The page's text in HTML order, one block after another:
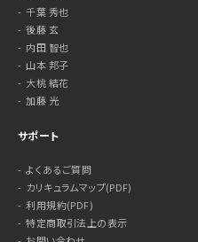
千葉 秀也
後藤 玄
内田 智也
山本 邦子
大桃 結花
加藤 光
サポート
よくあるご質問
カリキュラムマップ(PDF)
利用規約(PDF)
特定商取引法上の表示